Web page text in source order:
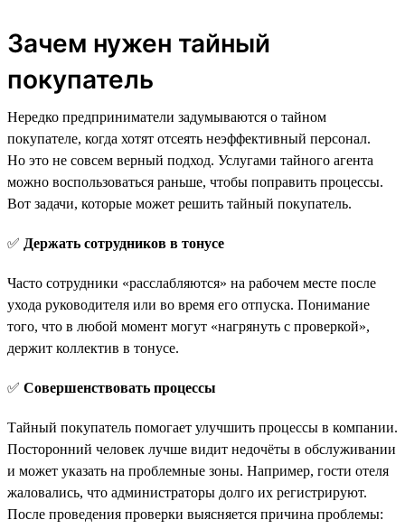
Зачем нужен тайный
покупатель
Нередко предприниматели задумываются о тайном
покупателе, когда хотят отсеять неэффективный персонал.
Но это не совсем верный подход. Услугами тайного агента
можно воспользоваться раньше, чтобы поправить процессы.
Вот задачи, которые может решить тайный покупатель.
✅ Держать сотрудников в тонусе
Часто сотрудники «расслабляются» на рабочем месте после
ухода руководителя или во время его отпуска. Понимание
того, что в любой момент могут «нагрянуть с проверкой»,
держит коллектив в тонусе.
✅ Совершенствовать процессы
Тайный покупатель помогает улучшить процессы в компании.
Посторонний человек лучше видит недочёты в обслуживании
и может указать на проблемные зоны. Например, гости отеля
жаловались, что администраторы долго их регистрируют.
После проведения проверки выясняется причина проблемы: